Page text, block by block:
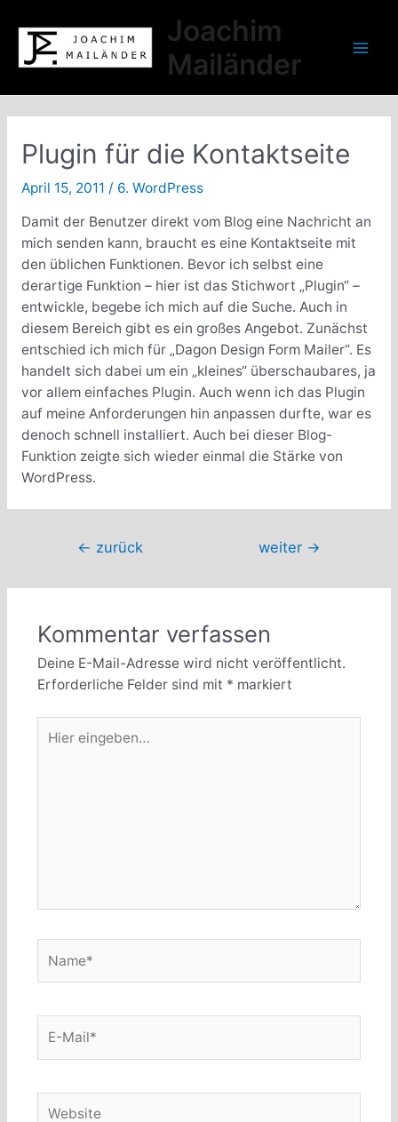
Inhalt
springen
Joachim
Mailänder
Plugin für die Kontaktseite
April 15, 2011 / 6. WordPress
Damit der Benutzer direkt vom Blog eine Nachricht an
mich senden kann, braucht es eine Kontaktseite mit
den üblichen Funktionen. Bevor ich selbst eine
derartige Funktion – hier ist das Stichwort „Plugin“ –
entwickle, begebe ich mich auf die Suche. Auch in
diesem Bereich gibt es ein großes Angebot. Zunächst
entschied ich mich für „Dagon Design Form Mailer“. Es
handelt sich dabei um ein „kleines“ überschaubares, ja
vor allem einfaches Plugin. Auch wenn ich das Plugin
auf meine Anforderungen hin anpassen durfte, war es
denoch schnell installiert. Auch bei dieser Blog-
Funktion zeigte sich wieder einmal die Stärke von
WordPress.
Beitragsnavigation
← zurück weiter →
Kommentar verfassen
Deine E-Mail-Adresse wird nicht veröffentlicht.
Erforderliche Felder sind mit * markiert
eingeben…
Mail*